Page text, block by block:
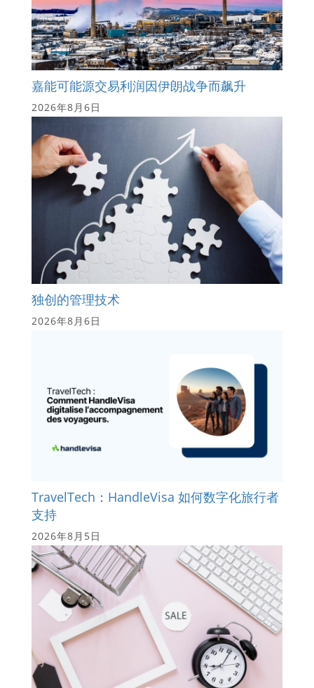
嘉能可能源交易利润因伊朗战争而飙升
2026年8月6日
独创的管理技术
2026年8月6日
TravelTech：HandleVisa 如何数字化旅行者
支持
2026年8月5日